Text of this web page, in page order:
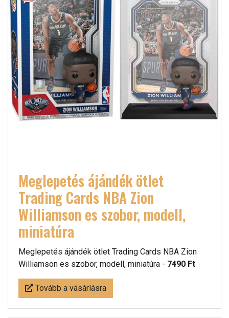
Meglepetés ájándék ötlet
Trading Cards NBA Zion
Williamson es szobor, modell,
miniatúra
Meglepetés ájándék ötlet Trading Cards NBA Zion
Williamson es szobor, modell, miniatúra - 7490 Ft
Tovább a vásárlásra